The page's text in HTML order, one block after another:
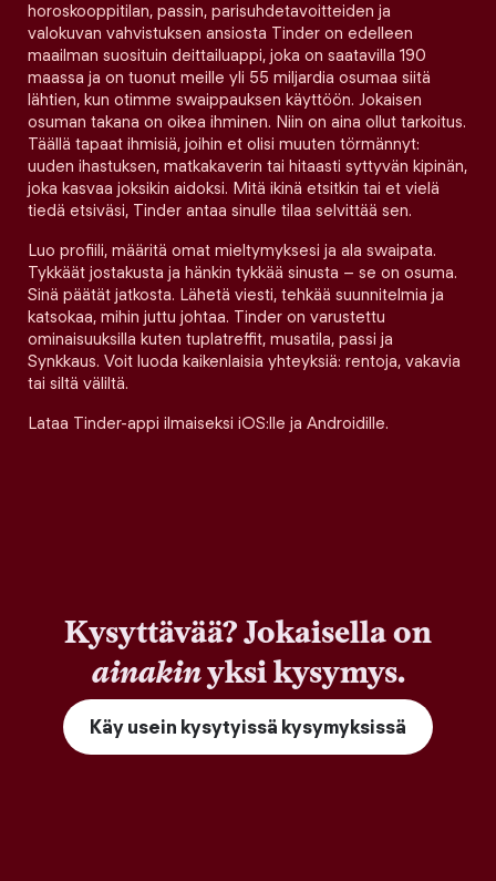
horoskooppitilan, passin, parisuhdetavoitteiden ja
valokuvan vahvistuksen ansiosta Tinder on edelleen
maailman suosituin deittailuappi, joka on saatavilla 190
maassa ja on tuonut meille yli 55 miljardia osumaa siitä
lähtien, kun otimme swaippauksen käyttöön. Jokaisen
osuman takana on oikea ihminen. Niin on aina ollut tarkoitus.
Täällä tapaat ihmisiä, joihin et olisi muuten törmännyt:
uuden ihastuksen, matkakaverin tai hitaasti syttyvän kipinän,
joka kasvaa joksikin aidoksi. Mitä ikinä etsitkin tai et vielä
tiedä etsiväsi, Tinder antaa sinulle tilaa selvittää sen.
Luo profiili, määritä omat mieltymyksesi ja ala swaipata.
Tykkäät jostakusta ja hänkin tykkää sinusta – se on osuma.
Sinä päätät jatkosta. Lähetä viesti, tehkää suunnitelmia ja
katsokaa, mihin juttu johtaa. Tinder on varustettu
ominaisuuksilla kuten tuplatreffit, musatila, passi ja
Synkkaus. Voit luoda kaikenlaisia yhteyksiä: rentoja, vakavia
tai siltä väliltä.
Lataa Tinder-appi ilmaiseksi iOS:lle ja Androidille.
Kysyttävää? Jokaisella on
ainakinyksi kysymys.
Käy usein kysytyissä kysymyksissä